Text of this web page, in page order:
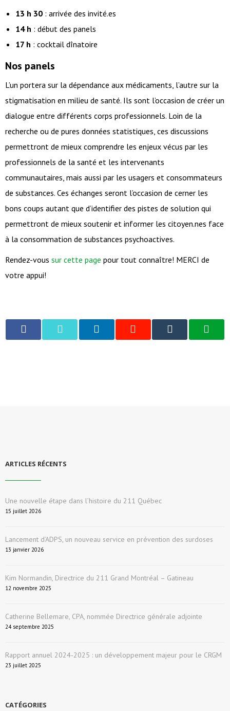
13 h 30 : arrivée des invité.es
14 h : début des panels
17 h : cocktail dînatoire
Nos panels
L’un portera sur la dépendance aux médicaments, l’autre sur la
stigmatisation en milieu de santé. Ils sont l’occasion de créer un
dialogue entre différents corps professionnels. Loin de la
recherche ou de pures données statistiques, ces discussions
permettront de mieux comprendre les enjeux vécus par les
professionnels de la santé et les intervenants
communautaires, mais aussi par les usagers et consommateurs
de substances. Ces échanges seront l’occasion de cerner les
bons coups autant que d’identifier des pistes de solution qui
permettront de mieux soutenir et informer les citoyen.nes face
à la consommation de substances psychoactives.
Rendez-vous sur cette page pour tout connaître! MERCI de
votre appui!
ARTICLES RÉCENTS
Une nouvelle étape dans l’histoire du 211 Québec
15 juillet 2026
Lancement d’ADPS, un nouveau service en prévention des surdoses
13 janvier 2026
Kim Normandin, Directrice du 211 Grand Montréal – Gatineau
12 novembre 2025
Catherine Bellemare, CPA, nommée Directrice générale adjointe
24 septembre 2025
Rapport annuel 2024-2025 : un développement majeur pour le CRGM
23 juillet 2025
CATÉGORIES